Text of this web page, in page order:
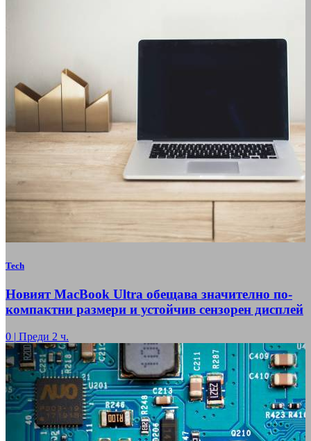
Tech
Новият MacBook Ultra обещава значително по-
компактни размери и устойчив сензорен дисплей
0 | Преди 2 ч.